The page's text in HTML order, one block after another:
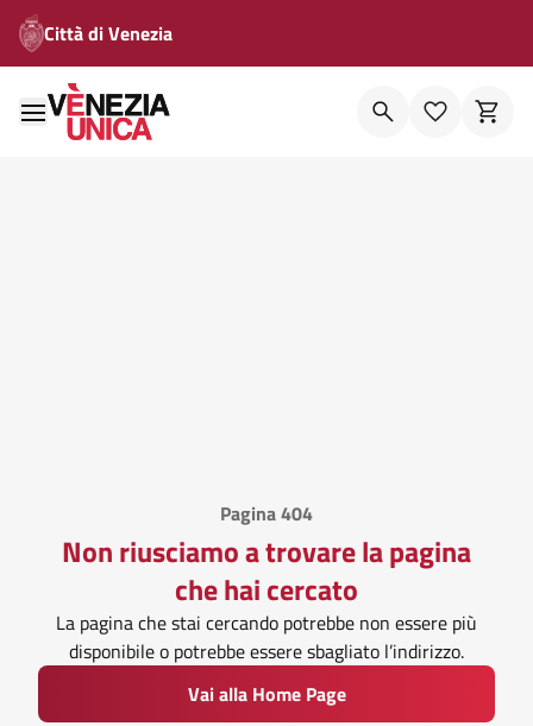
Città di Venezia
Pagina 404
Non riusciamo a trovare la pagina
che hai cercato
La pagina che stai cercando potrebbe non essere più
disponibile o potrebbe essere sbagliato l’indirizzo.
Vai alla Home Page